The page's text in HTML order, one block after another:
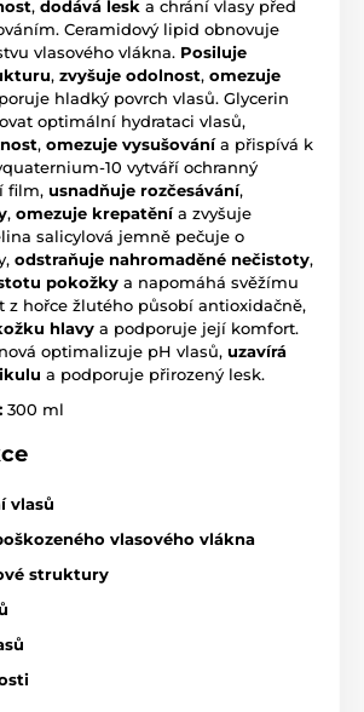
, dodává lesk a chrání vlasy před
Ceramidový lipid obnovuje
vlasového vlákna. Posiluje
, zvyšuje odolnost, omezuje
hladký povrch vlasů. Glycerin
optimální hydrataci vlasů,
, omezuje vysušovánía přispívá k
10 vytváří ochranný
film, usnadňuje rozčesávání,
, omezuje krepatěnía zvyšuje
salicylová jemně pečuje o
odstraňuje nahromaděné nečistoty,
pokožky a napomáhá svěžímu
z hořce žlutého působí antioxidačně,
hlavy a podporuje její komfort.
optimalizuje pH vlasů, uzavírá
a podporuje přirozený lesk.
300 ml
vlasů
vlasového vlákna
struktury